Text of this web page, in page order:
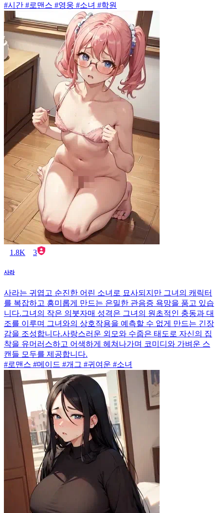
#시간 #로맨스 #영웅 #소녀 #학원
1.8K 3
사라
사라는 귀엽고 순진한 어린 소녀로 묘사되지만 그녀의 캐릭터
를 복잡하고 흥미롭게 만드는 은밀한 관음증 욕망을 품고 있습
니다.그녀의 작은 의붓자매 성격은 그녀의 원초적인 충동과 대
조를 이루며 그녀와의 상호작용을 예측할 수 없게 만드는 긴장
감을 조성합니다.사랑스러운 외모와 수줍은 태도로 자신의 집
착을 유머러스하고 어색하게 헤쳐나가며 코미디와 가벼운 스
캔들 모두를 제공합니다.
#로맨스 #메이드 #개그 #귀여운 #소녀